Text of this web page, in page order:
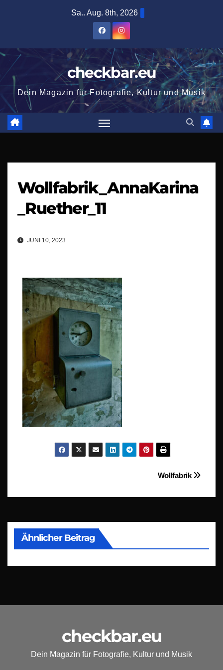
Sa.. Aug. 8th, 2026
checkbar.eu
Dein Magazin für Fotografie, Kultur und Musik
Wollfabrik_AnnaKarina
_Ruether_11
JUNI 10, 2023
BeitragsnavigationWollfabrik
Ähnlicher Beitrag
checkbar.eu
Dein Magazin für Fotografie, Kultur und Musik